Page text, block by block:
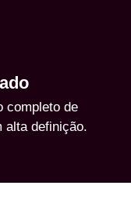
completo de
alta definição.